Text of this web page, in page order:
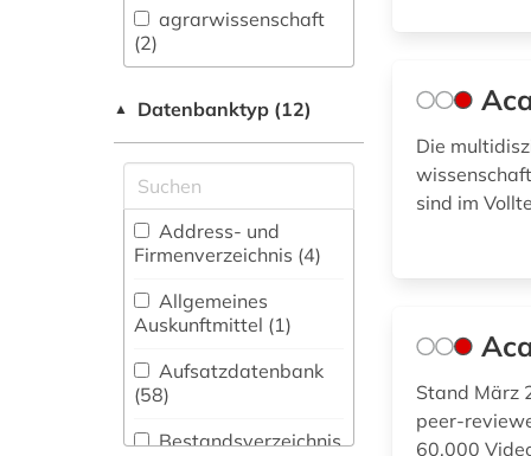
Anglistik.
Amerikanistik (30)
Vermessungswesen
(27)
Biologie,
Biotechnologie (68)
Buch- und
Bibliothekswesen,
Informationswissenschaft
(16)
Chemie und
agrarwissenschaft
(2)
alkoholismus (1)
altenhilfe (2)
alter (1)
(1)
amerikanistik (1)
▲ Datenbanktyp (12)
Address- und
Firmenverzeichnis (4)
Allgemeines
Auskunftmittel (1)
Aufsatzdatenbank
(58)
Bestandsverzeichnis
Die
sind im
Stand März
peer-
60.000